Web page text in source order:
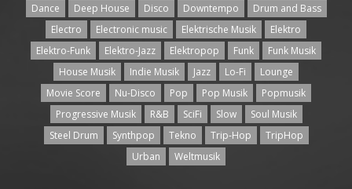
Dance
Deep House Disco Downtempo
Drum and Bass
Electro
Electronic music Elektrische Musik
Elektro
Elektro-Funk
Elektro-Jazz Elektropop Funk
Funk Musik
House Musik
Indie Musik Jazz Lo-Fi
Lounge
Movie Score
Nu-Disco Pop Pop Musik
Popmusik
Progressive Musik
R&B SciFi Slow
Soul Musik
Steel Drum
Synthpop Tekno Trip-Hop
TripHop
Urban
Weltmusik